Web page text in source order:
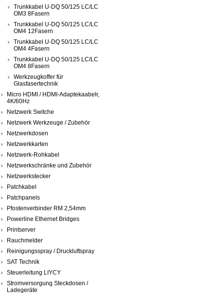
Trunkkabel U-DQ 50/125 LC/LC
OM3 8Fasern
Trunkkabel U-DQ 50/125 LC/LC
OM4 12Fasern
Trunkkabel U-DQ 50/125 LC/LC
OM4 4Fasern
Trunkkabel U-DQ 50/125 LC/LC
OM4 8Fasern
Werkzeugkoffer für
Glasfasertechnik
Micro HDMI / HDMI-Adaptekaabelr,
4K/60Hz
Netzwerk Switche
Netzwerk Werkzeuge / Zubehör
Netzwerkdosen
Netzwerkkarten
Netzwerk-Rohkabel
Netzwerkschränke und Zubehör
Netzwerkstecker
Patchkabel
Patchpanels
Pfostenverbinder RM 2,54mm
Powerline Ethernet Bridges
Printserver
Rauchmelder
Reinigungsspray / Druckluftspray
SAT Technik
Steuerleitung LIYCY
Stromversorgung Steckdosen /
Ladegeräte